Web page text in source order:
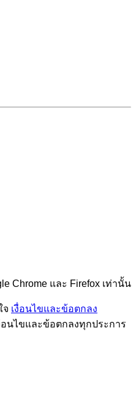
Chrome และ Firefox เท่านั้น
จ เงื่อนไขและข้อตกลง
นไขและข้อตกลงทุกประการ